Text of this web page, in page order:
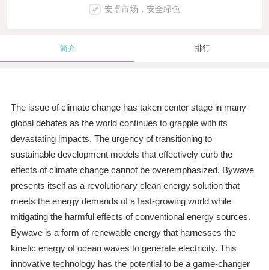
安卓市场，安全绿色
简介 排行
The issue of climate change has taken center stage in many
global debates as the world continues to grapple with its
devastating impacts. The urgency of transitioning to
sustainable development models that effectively curb the
effects of climate change cannot be overemphasized. Bywave
presents itself as a revolutionary clean energy solution that
meets the energy demands of a fast-growing world while
mitigating the harmful effects of conventional energy sources.
Bywave is a form of renewable energy that harnesses the
kinetic energy of ocean waves to generate electricity. This
innovative technology has the potential to be a game-changer